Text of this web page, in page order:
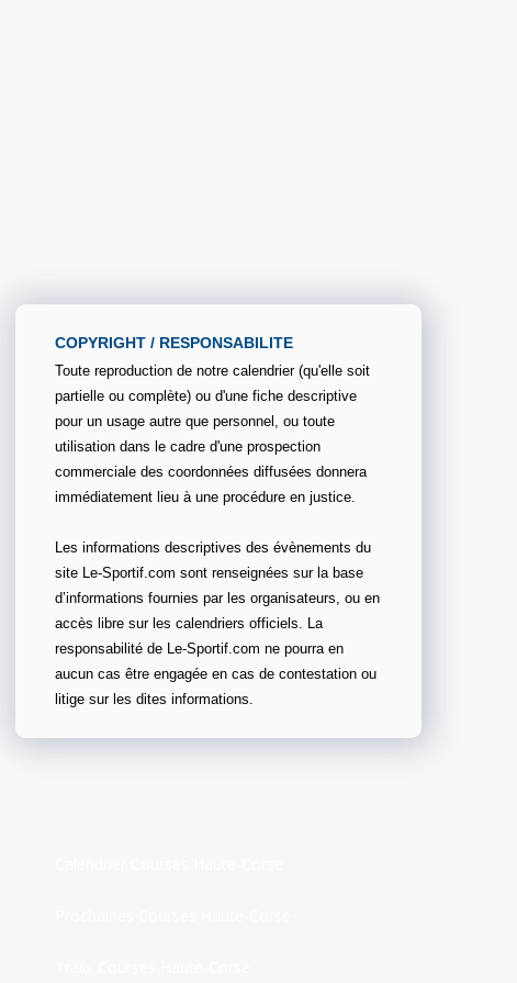
COPYRIGHT / RESPONSABILITE
Toute reproduction de notre calendrier (qu'elle soit
partielle ou complète) ou d'une fiche descriptive
pour un usage autre que personnel, ou toute
utilisation dans le cadre d'une prospection
commerciale des coordonnées diffusées donnera
immédiatement lieu à une procédure en justice.
Les informations descriptives des évènements du
site Le-Sportif.com sont renseignées sur la base
d’informations fournies par les organisateurs, ou en
accès libre sur les calendriers officiels. La
responsabilité de Le-Sportif.com ne pourra en
aucun cas être engagée en cas de contestation ou
litige sur les dites informations.